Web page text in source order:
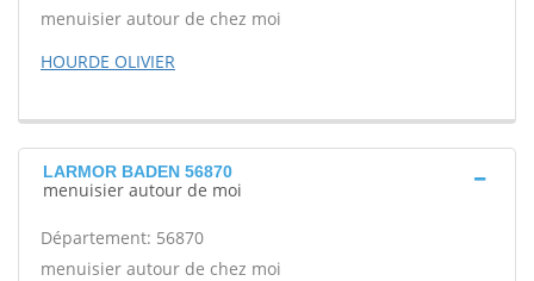
menuisier autour de chez moi
HOURDE OLIVIER
LARMOR BADEN 56870
menuisier autour de moi
Département: 56870
menuisier autour de chez moi